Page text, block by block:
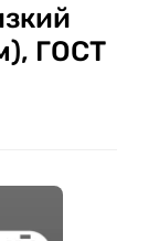
ГОСТ